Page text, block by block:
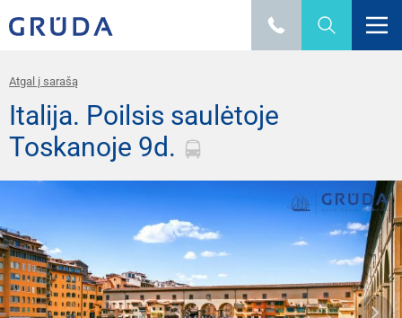
Atgal į sarašą
Italija. Poilsis saulėtoje
Toskanoje 9d.